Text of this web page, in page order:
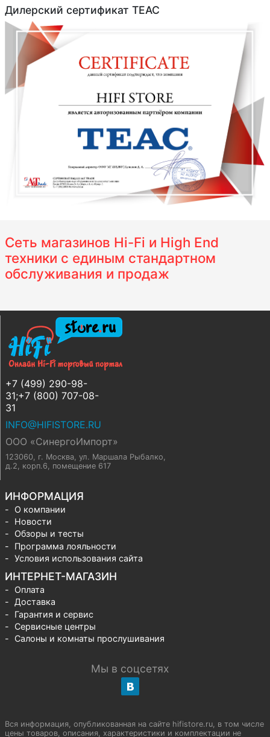
Дилерский сертификат TEAC
Сеть магазинов Hi-Fi и High End
техники с единым стандартном
обслуживания и продаж
+7 (499) 290-98-
31;+7 (800) 707-08-
31
INFO@HIFISTORE.RU
ООО «СинергоИмпорт»
123060, г. Москва ул. Маршала Рыбалко,
д.2, корп.6, помещение 617
ИНФОРМАЦИЯ
О компании
Новости
Обзоры и тесты
Программа лояльности
Условия использования сайта
ИНТЕРНЕТ-МАГАЗИН
Оплата
Доставка
Гарантия и сервис
Сервисные центры
Салоны и комнаты прослушивания
Мы в соцсетях
Вся информация, опубликованная на сайте hifistore.ru, в том числе
цены товаров, описания, характеристики и комплектации не